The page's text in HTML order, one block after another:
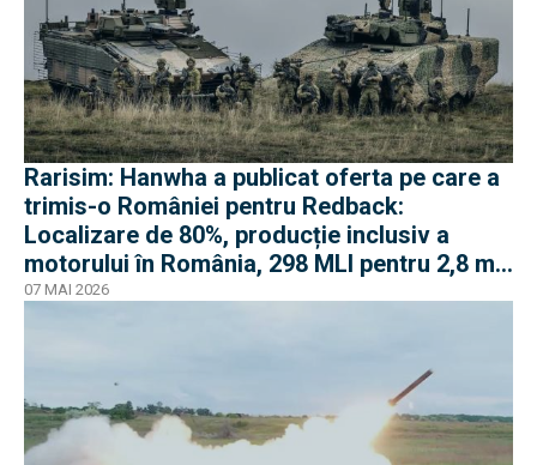
Rarisim: Hanwha a publicat oferta pe care a
trimis-o României pentru Redback:
Localizare de 80%, producție inclusiv a
motorului în România, 298 MLI pentru 2,8 mil.
euro
07 MAI 2026